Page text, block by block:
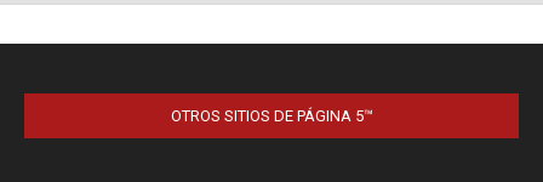
OTROS SITIOS DE PÁGINA 5™